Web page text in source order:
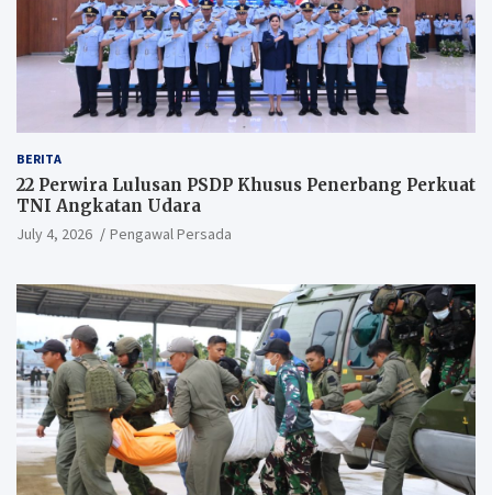
BERITA
22 Perwira Lulusan PSDP Khusus Penerbang Perkuat
TNI Angkatan Udara
July 4, 2026 Pengawal Persada